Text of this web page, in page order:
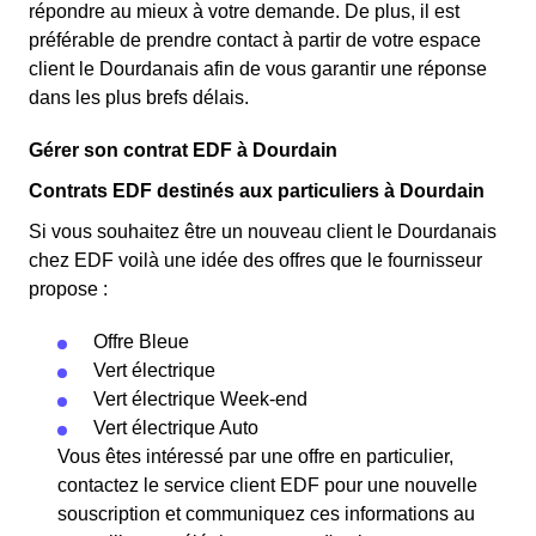
répondre au mieux à votre demande. De plus, il est
préférable de prendre contact à partir de votre espace
client le Dourdanais afin de vous garantir une réponse
dans les plus brefs délais.
Gérer son contrat EDF à Dourdain
Contrats EDF destinés aux particuliers à Dourdain
Si vous souhaitez être un nouveau client le Dourdanais
chez EDF voilà une idée des offres que le fournisseur
propose :
Offre Bleue
Vert électrique
Vert électrique Week-end
Vert électrique Auto
Vous êtes intéressé par une offre en particulier,
contactez le service client EDF pour une nouvelle
souscription et communiquez ces informations au